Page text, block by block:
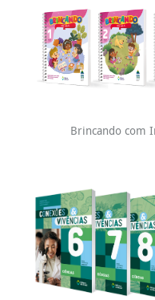
Brincando com